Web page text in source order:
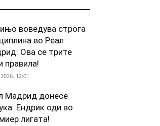
воведува строга
во Реал
Ова се трите
правила!
12:01
Мадрид донесе
Ендрик оди во
лигата!